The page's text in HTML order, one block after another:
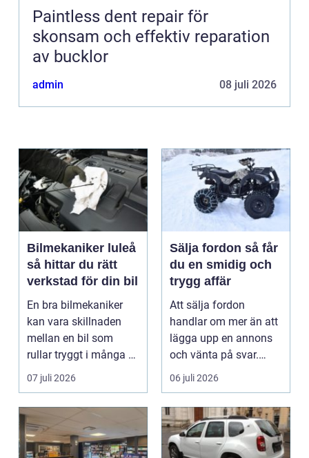
Paintless dent repair för
skonsam och effektiv reparation
av bucklor
admin 08 juli 2026
Bilmekaniker luleå
så hittar du rätt
verkstad för din bil
En bra bilmekaniker
kan vara skillnaden
mellan en bil som
rullar tryggt i många år
och återkommande ...
07 juli 2026
Sälja fordon så får
du en smidig och
trygg affär
Att sälja fordon
handlar om mer än att
lägga upp en annons
och vänta på svar.
Många vill få en bra
p...
06 juli 2026